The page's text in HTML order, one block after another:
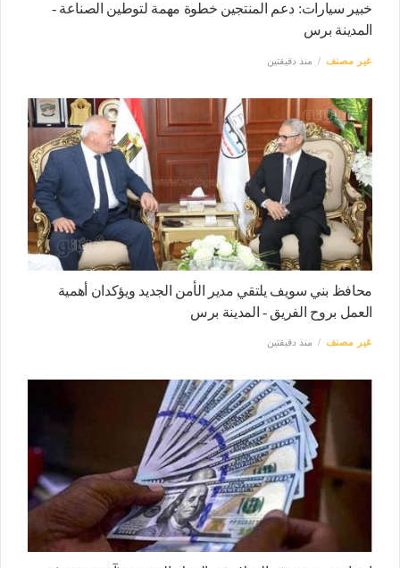
خبير سيارات: دعم المنتجين خطوة مهمة لتوطين الصناعة -
المدينة برس
غير مصنف منذ دقيقتين
محافظ بني سويف يلتقي مدير الأمن الجديد ويؤكدان أهمية
العمل بروح الفريق - المدينة برس
غير مصنف منذ دقيقتين